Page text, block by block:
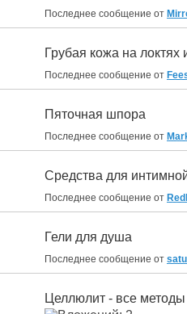
Последнее сообщение от
Грубая кожа на локтях
Последнее сообщение от
Пяточная шпора
Последнее сообщение от
Средства для
Последнее сообщение от
Гели для душа
Последнее сообщение от
Целлюлит - все